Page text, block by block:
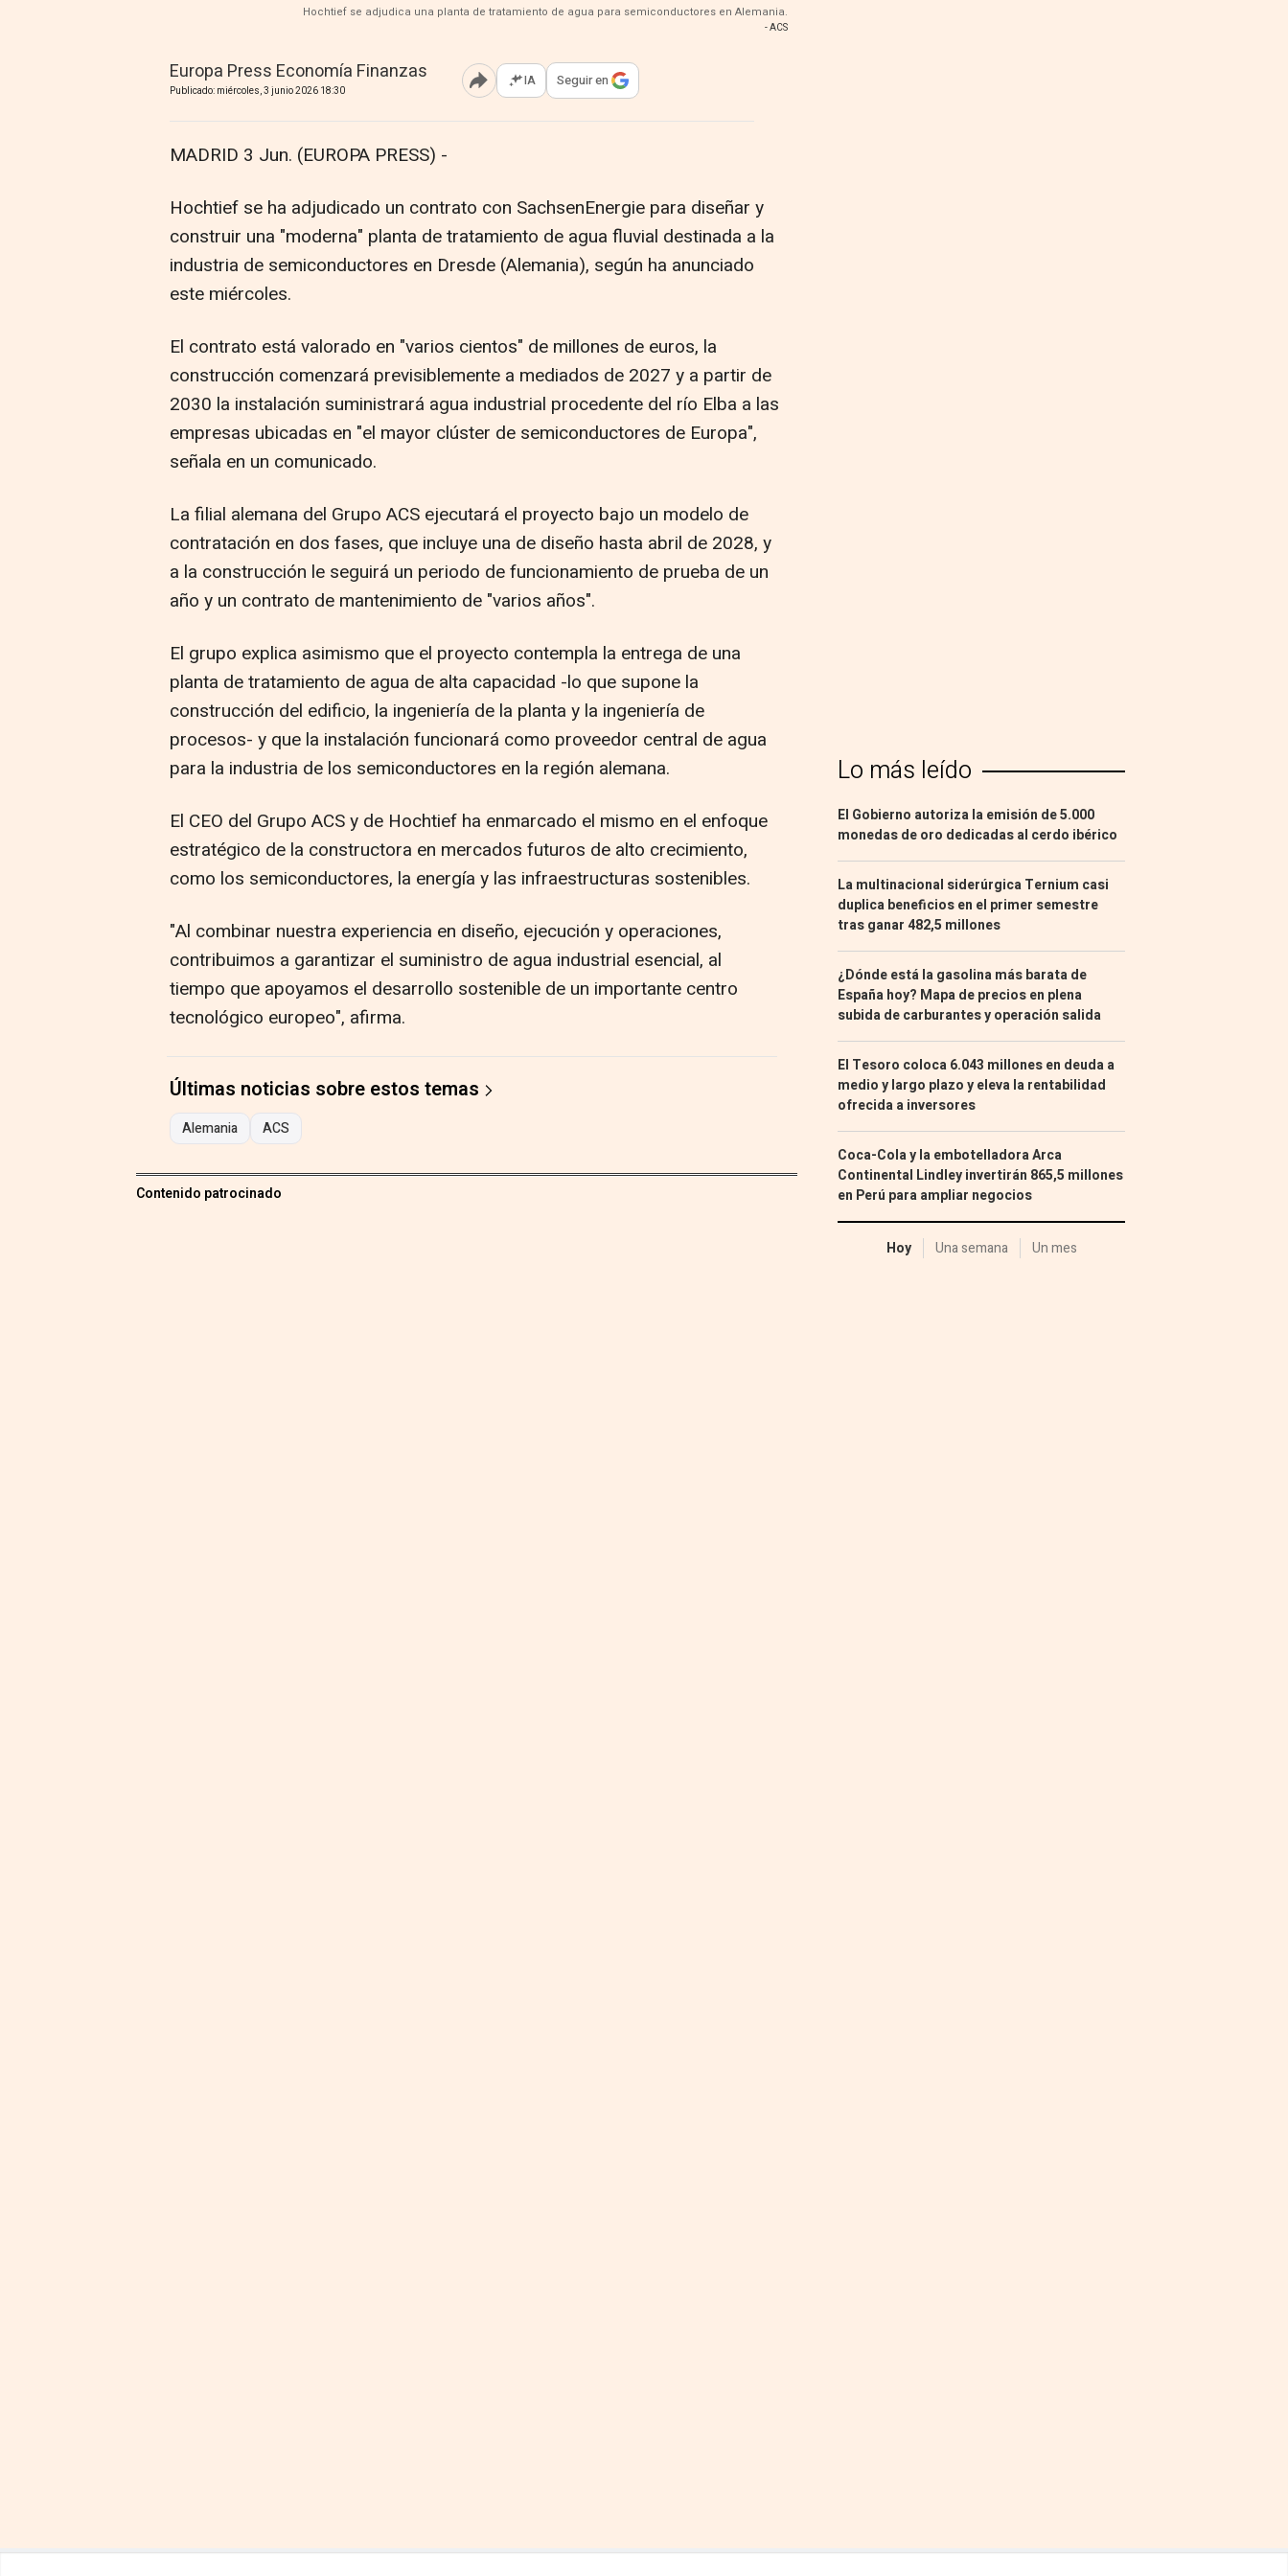
Hochtief se adjudica una planta de tratamiento de agua para semiconductores en Alemania.
- ACS
Europa Press Economía Finanzas
Publicado: miércoles, 3 junio 2026 18:30 Abrir opciones para compartir
IA Seguir en
MADRID 3 Jun. (EUROPA PRESS) -
Hochtief se ha adjudicado un contrato con SachsenEnergie para diseñar y
construir una "moderna" planta de tratamiento de agua fluvial destinada a la
industria de semiconductores en Dresde (Alemania), según ha anunciado
este miércoles.
El contrato está valorado en "varios cientos" de millones de euros, la
construcción comenzará previsiblemente a mediados de 2027 y a partir de
2030 la instalación suministrará agua industrial procedente del río Elba a las
empresas ubicadas en "el mayor clúster de semiconductores de Europa",
señala en un comunicado.
La filial alemana del Grupo ACS ejecutará el proyecto bajo un modelo de
contratación en dos fases, que incluye una de diseño hasta abril de 2028, y
a la construcción le seguirá un periodo de funcionamiento de prueba de un
año y un contrato de mantenimiento de "varios años".
El grupo explica asimismo que el proyecto contempla la entrega de una
planta de tratamiento de agua de alta capacidad -lo que supone la
construcción del edificio, la ingeniería de la planta y la ingeniería de
procesos- y que la instalación funcionará como proveedor central de agua
para la industria de los semiconductores en la región alemana.
El CEO del Grupo ACS y de Hochtief ha enmarcado el mismo en el enfoque
estratégico de la constructora en mercados futuros de alto crecimiento,
como los semiconductores, la energía y las infraestructuras sostenibles.
"Al combinar nuestra experiencia en diseño, ejecución y operaciones,
contribuimos a garantizar el suministro de agua industrial esencial, al
tiempo que apoyamos el desarrollo sostenible de un importante centro
tecnológico europeo", afirma.
Últimas noticias sobre estos temas
Alemania ACS
Contenido patrocinado
Lo más leído
El Gobierno autoriza la emisión de 5.000
monedas de oro dedicadas al cerdo ibérico
La multinacional siderúrgica Ternium casi
duplica beneficios en el primer semestre
tras ganar 482,5 millones
¿Dónde está la gasolina más barata de
España hoy? Mapa de precios en plena
subida de carburantes y operación salida
El Tesoro coloca 6.043 millones en deuda a
medio y largo plazo y eleva la rentabilidad
ofrecida a inversores
Coca-Cola y la embotelladora Arca
Continental Lindley invertirán 865,5 millones
en Perú para ampliar negocios
Hoy Una semana Un mes